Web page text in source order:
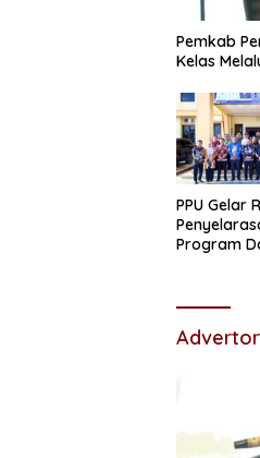
Pemkab
Kelas
PPU Gelar
Program